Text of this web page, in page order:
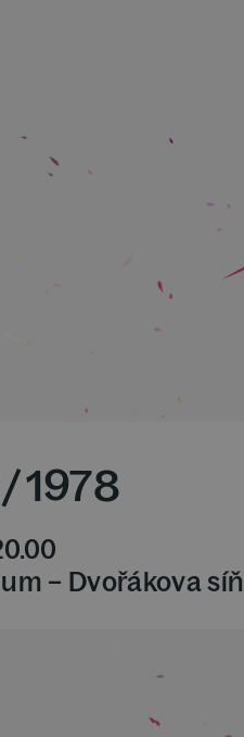
/1978
– Dvořákova síň